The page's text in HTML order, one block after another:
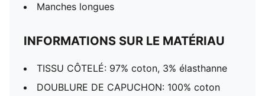
Manches longues
INFORMATIONS SUR LE MATÉRIAU
TISSU CÔTELÉ: 97% coton, 3% élasthanne
DOUBLURE DE CAPUCHON: 100% coton